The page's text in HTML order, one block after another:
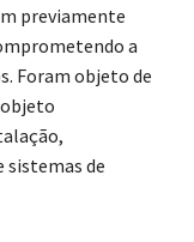
previamente
a
Foram objeto de
sistemas de